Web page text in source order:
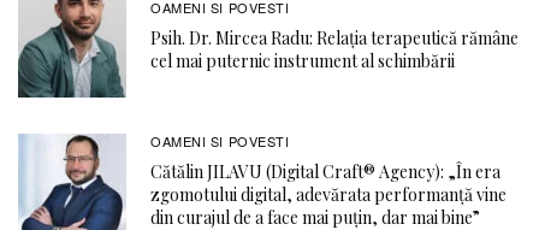
OAMENI SI POVESTI
Psih. Dr. Mircea Radu: Relația terapeutică rămâne
cel mai puternic instrument al schimbării
OAMENI SI POVESTI
Cătălin JILAVU (Digital Craft® Agency): „În era
zgomotului digital, adevărata performanță vine
din curajul de a face mai puțin, dar mai bine”